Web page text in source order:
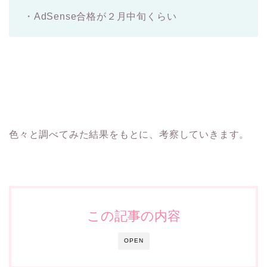
・AdSense合格が２月中旬くらい
色々と調べてみた結果をもとに、考察していきます。
OPEN
この記事の内容